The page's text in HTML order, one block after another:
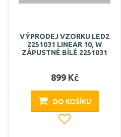
VÝPRODEJ VZORKU LED2
2251031 LINEAR 10, W
ZÁPUSTNÉ BÍLÉ 2251031
899 Kč
DO KOŠÍKU